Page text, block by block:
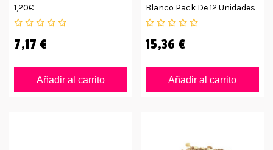
1,20€
7,17 €
Añadir al carrito
Blanco Pack De 12 Unidades
15,36 €
Añadir al carrito